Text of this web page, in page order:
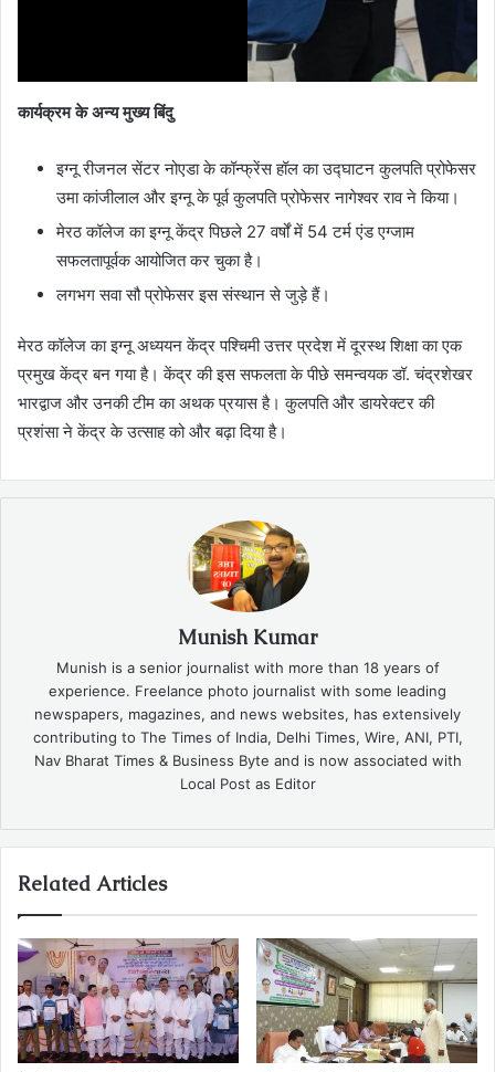
कार्यक्रम के अन्य मुख्य बिंदु
इग्नू रीजनल सेंटर नोएडा के कॉन्फ्रेंस हॉल का उद्घाटन कुलपति प्रोफेसर
उमा कांजीलाल और इग्नू के पूर्व कुलपति प्रोफेसर नागेश्वर राव ने किया।
मेरठ कॉलेज का इग्नू केंद्र पिछले 27 वर्षों में 54 टर्म एंड एग्जाम
सफलतापूर्वक आयोजित कर चुका है।
लगभग सवा सौ प्रोफेसर इस संस्थान से जुड़े हैं।
मेरठ कॉलेज का इग्नू अध्ययन केंद्र पश्चिमी उत्तर प्रदेश में दूरस्थ शिक्षा का एक
प्रमुख केंद्र बन गया है। केंद्र की इस सफलता के पीछे समन्वयक डॉ. चंद्रशेखर
भारद्वाज और उनकी टीम का अथक प्रयास है। कुलपति और डायरेक्टर की
प्रशंसा ने केंद्र के उत्साह को और बढ़ा दिया है।
Munish Kumar
Munish is a senior journalist with more than 18 years of
experience. Freelance photo journalist with some leading
newspapers, magazines, and news websites, has extensively
contributing to The Times of India, Delhi Times, Wire, ANI, PTI,
Nav Bharat Times & Business Byte and is now associated with
Local Post as Editor
Related Articles